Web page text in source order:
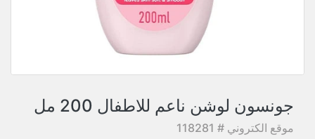
جونسون لوشن ناعم للاطفال 200 مل
موقع الكتروني # 118281